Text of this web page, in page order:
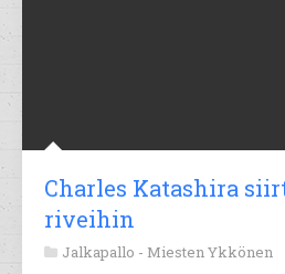
Charles Katashira
riveihin
Jalkapallo - Miesten Ykkönen